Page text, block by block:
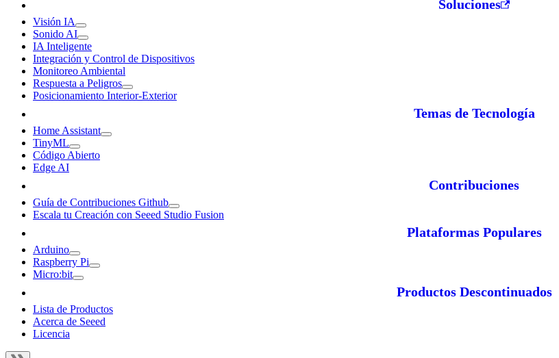
Soluciones
Visión IA
Sonido AI
IA Inteligente
Integración y Control de Dispositivos
Monitoreo Ambiental
Respuesta a Peligros
Posicionamiento Interior-Exterior
Temas de Tecnología
Home Assistant
TinyML
Código Abierto
Edge AI
Contribuciones
Guía de Contribuciones Github
Escala tu Creación con Seeed Studio Fusion
Plataformas Populares
Arduino
Raspberry Pi
Micro:bit
Productos Descontinuados
Lista de Productos
Acerca de Seeed
Licencia